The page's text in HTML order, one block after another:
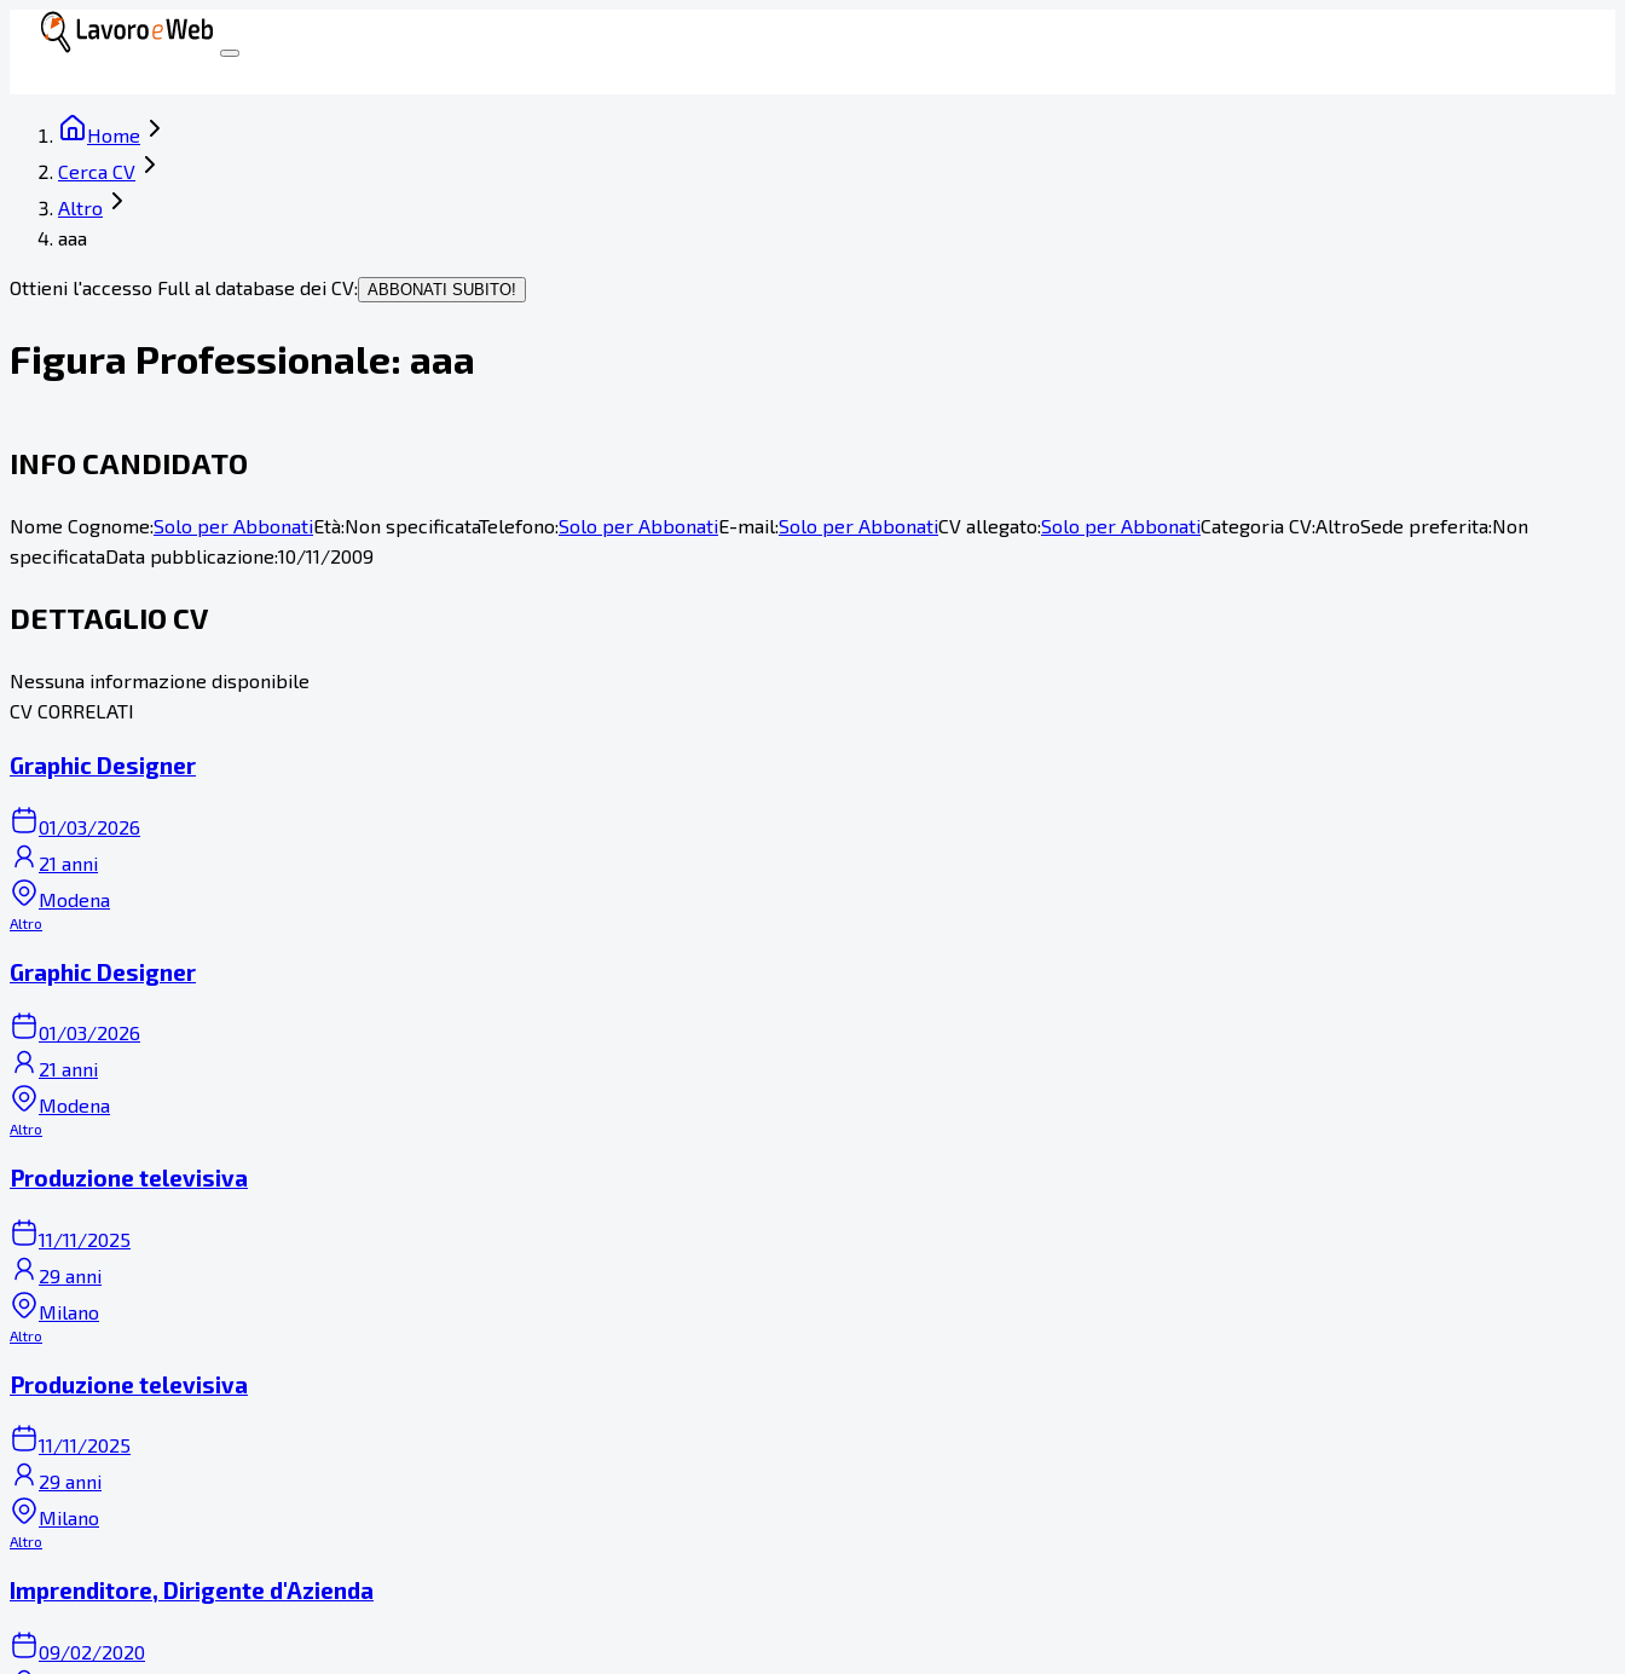
Home
Cerca CV
Altro
aaa
Ottieni l'accesso Full al database dei CV: ABBONATI SUBITO!
Figura Professionale: aaa
INFO CANDIDATO
Nome Cognome:Solo per AbbonatiEtà:Non specificataTelefono:Solo per AbbonatiE-mail:Solo per AbbonatiCV allegato:Solo per AbbonatiCategoria CV:AltroSede preferita:Non
specificataData pubblicazione:10/11/2009
DETTAGLIO CV
Nessuna informazione disponibile
CV CORRELATI
Graphic Designer
01/03/2026
21 anni
Modena
Altro
Graphic Designer
01/03/2026
21 anni
Modena
Altro
Produzione televisiva
11/11/2025
29 anni
Milano
Altro
Produzione televisiva
11/11/2025
29 anni
Milano
Altro
Imprenditore, Dirigente d'Azienda
09/02/2020